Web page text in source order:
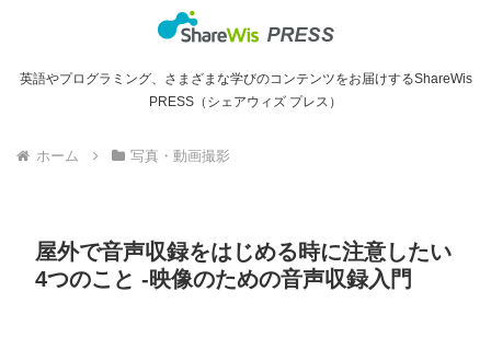
英語やプログラミング、さまざまな学びのコンテンツをお届けするShareWis
PRESS（シェアウィズ プレス）
ホーム 写真・動画撮影
屋外で音声収録をはじめる時に注意したい
4つのこと -映像のための音声収録入門